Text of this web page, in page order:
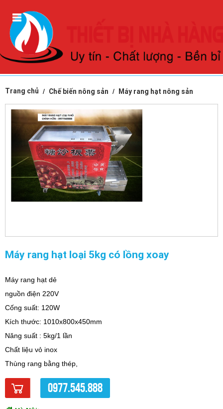
Trang chủ Chế biến nông sản Máy rang hạt nông sản
Máy rang hạt loại 5kg có lồng xoay
Máy rang hạt dẻ
nguồn điện 220V
Cống suất: 120W
Kích thước: 1010x800x450mm
Năng suất : 5kg/1 lần
Chất liệu vỏ inox
Thùng rang bằng thép,
0977.545.888